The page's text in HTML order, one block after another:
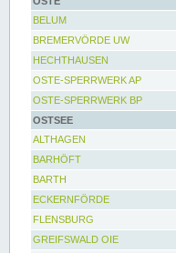
BELUM
BREMERVÖRDE UW
HECHTHAUSEN
OSTE-SPERRWERK AP
OSTE-SPERRWERK BP
OSTSEE
ALTHAGEN
BARHÖFT
BARTH
ECKERNFÖRDE
FLENSBURG
GREIFSWALD OIE